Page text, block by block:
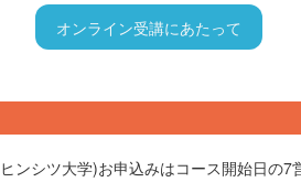
オンライン受講にあたって
ンシツ大学)お申込みはコース開始日の